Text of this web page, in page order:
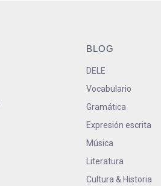
BLOG
DELE
Vocabulario
Gramática
Expresión escrita
Música
Literatura
Cultura & Historia